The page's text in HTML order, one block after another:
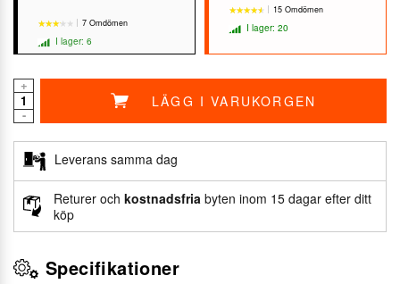
7 Omdömen
I lager: 6
★★★★★
★★★★★
15 Omdömen
I lager: 20
+
-
LÄGG I VARUKORGEN
Leverans samma dag
Returer ochkostnadsfria byten inom 15 dagar efter ditt
köp
Specifikationer